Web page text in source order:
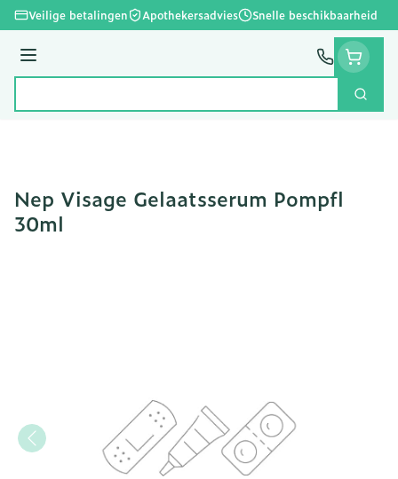
Ga naar de inhoud
Veilige betalingen Apothekersadvies Snelle beschikbaarheid
Menu
Zoek
Nep Visage Gelaatsserum Pompfl
30ml